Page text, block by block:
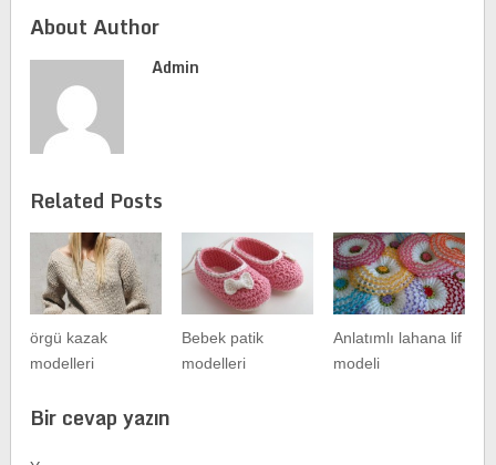
About Author
Admin
Related Posts
örgü kazak
modelleri
Bebek patik
modelleri
Anlatımlı lahana lif
modeli
Bir cevap yazın